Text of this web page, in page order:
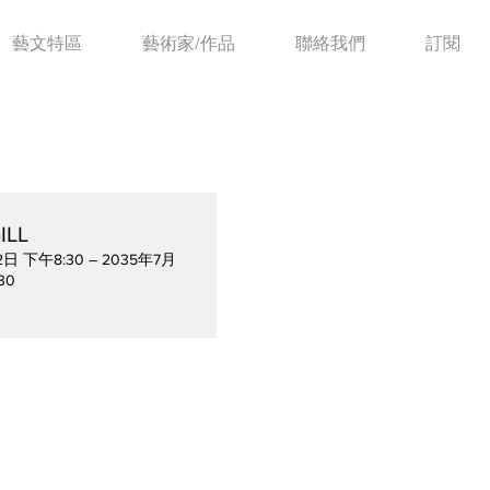
藝文特區 藝術家/作品 聯絡我們 訂閱
下午8:30 – 2035年7月